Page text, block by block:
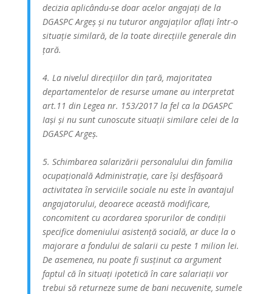
decizia aplicându-se doar acelor angajați de la
DGASPC Argeș și nu tuturor angajaților aflați într-o
situație similară, de la toate direcțiile generale din
țară.
4. La nivelul direcțiilor din țară, majoritatea
departamentelor de resurse umane au interpretat
art.11 din Legea nr. 153/2017 la fel ca la DGASPC
Iași și nu sunt cunoscute situații similare celei de la
DGASPC Argeș.
5. Schimbarea salarizării personalului din familia
ocupațională Administrație, care își desfășoară
activitatea în serviciile sociale nu este în avantajul
angajatorului, deoarece această modificare,
concomitent cu acordarea sporurilor de condiții
specifice domeniului asistență socială, ar duce la o
majorare a fondului de salarii cu peste 1 milion lei.
De asemenea, nu poate fi susținut ca argument
faptul că în situați ipotetică în care salariații vor
trebui să returneze sume de bani necuvenite, sumele